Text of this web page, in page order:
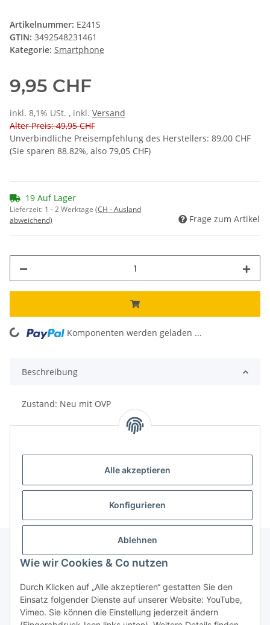
Alle akzeptieren
Konfigurieren
Ablehnen
Wie wir Cookies & Co nutzen
Durch Klicken auf „Alle akzeptieren“ gestatten Sie den
Einsatz folgender Dienste auf unserer Website: YouTube,
Vimeo. Sie können die Einstellung jederzeit ändern
Artikelnummer: E241S
GTIN: 3492548231461
Kategorie: Smartphone
9,95 CHF
inkl. 8,1% USt. , inkl. Versand
Alter Preis: 49,95 CHF
Unverbindliche Preisempfehlung des Herstellers: 89,00 CHF
(Sie sparen 88.82%, also 79,05 CHF)
19 Auf Lager
Lieferzeit: 1 - 2 Werktage (CH - Ausland
abweichend)
Frage zum Artikel
Loading... Komponenten werden geladen ...
Beschreibung
Zustand: Neu mit OVP
Gesetzliche Informationen